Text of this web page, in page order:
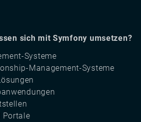
sich mit Symfony umsetzen?
Systeme
Management-Systeme
Portale